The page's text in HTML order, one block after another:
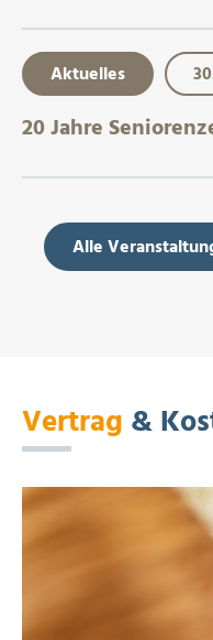
Aktuelles
20 Jahre
Alle
Vertrag &